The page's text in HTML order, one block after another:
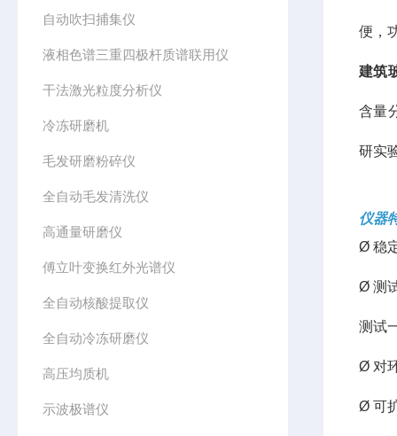
自动吹扫捕集仪
液相色谱三重四极杆质谱联用仪
干法激光粒度分析仪
冷冻研磨机
毛发研磨粉碎仪
全自动毛发清洗仪
高通量研磨仪
傅立叶变换红外光谱仪
全自动核酸提取仪
全自动冷冻研磨仪
高压均质机
示波极谱仪
便，
建筑
含量
研实
仪器
Ø 稳
Ø测
测试
Ø 对
Ø 可